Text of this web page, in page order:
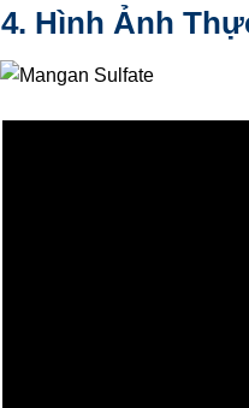
4. Hình Ảnh